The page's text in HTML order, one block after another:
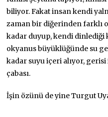
biliyor. Fakat insan kendi
zaman bir diğerinden farklı
kadar duyup, kendi dinlediği
okyanus büyüklüğünde su
kadar suyu içeri alıyor,
çabası.
İşin özünü de yine Turgut